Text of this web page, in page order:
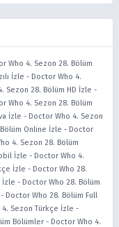
Who 4. Sezon 28. Bölüm
İzle - Doctor Who 4.
Sezon 28. Bölüm HD İzle -
Who 4. Sezon 28. Bölüm
İzle - Doctor Who 4. Sezon
Online İzle - Doctor
4. Sezon 28. Bölüm
İzle - Doctor Who 4.
İzle - Doctor Who 28.
İzle - Doctor Who 28. Bölüm
- Doctor Who 28. Bölüm Full
Sezon Türkçe İzle -
Bölümler - Doctor Who 4.